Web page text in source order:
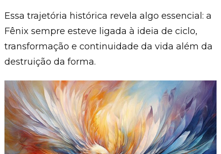
Essa trajetória histórica revela algo essencial: a
Fênix sempre esteve ligada à ideia de ciclo,
transformação e continuidade da vida além da
destruição da forma.